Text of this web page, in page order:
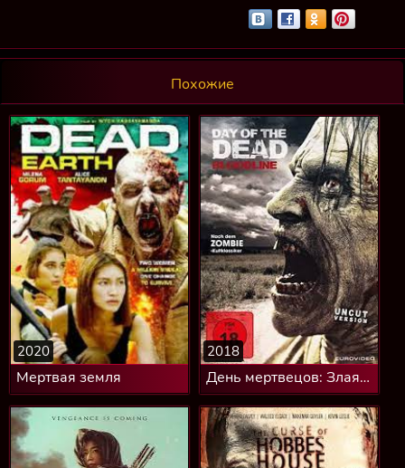
Похожие
Мертвая земля
2020
День мертвецов: Злая
кровь
2018